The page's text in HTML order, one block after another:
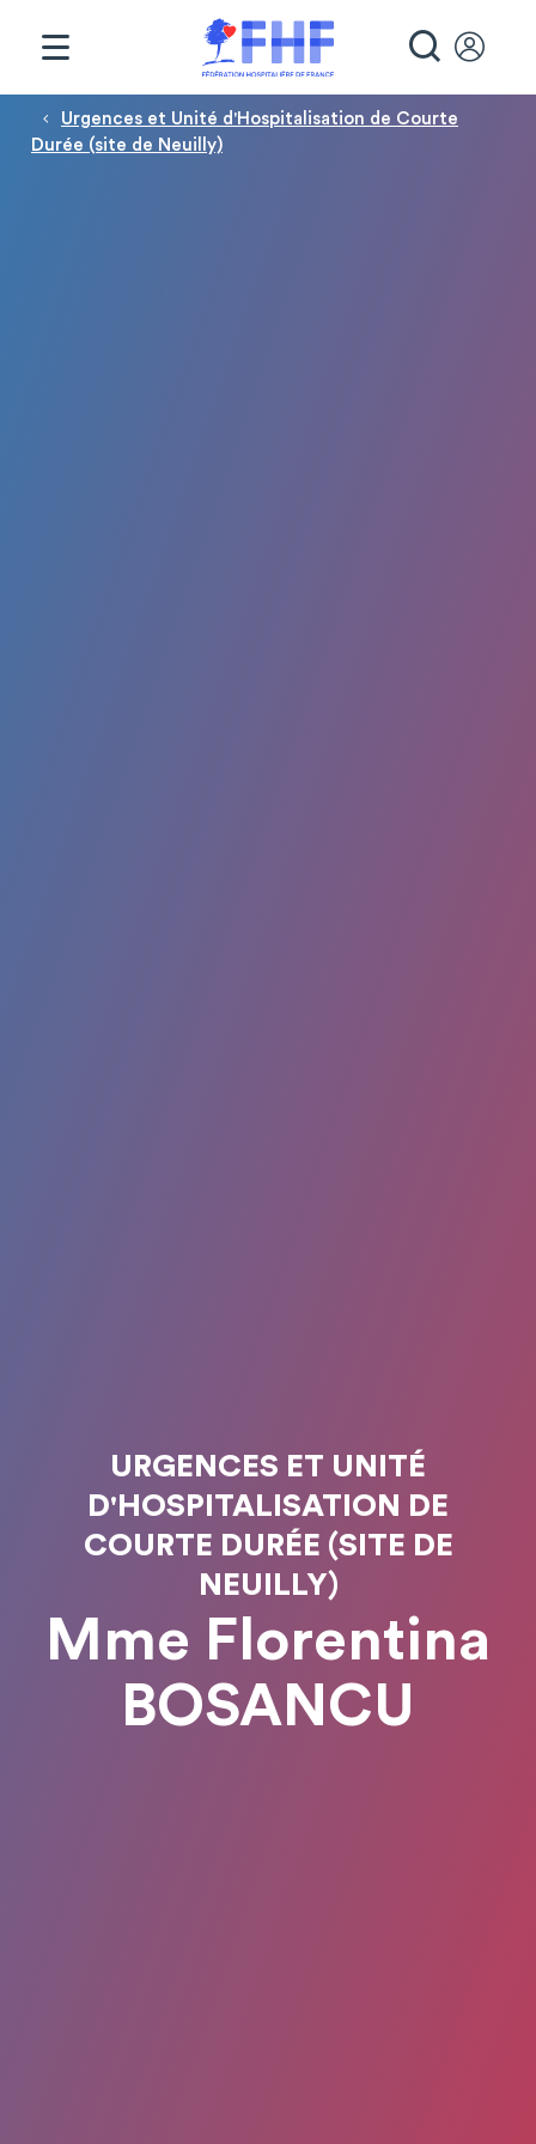
Fil d'Ariane
Urgences et Unité d'Hospitalisation de Courte
Durée (site de Neuilly)
URGENCES ET UNITÉ
D'HOSPITALISATION DE
COURTE DURÉE (SITE DE
NEUILLY)
Mme Florentina
BOSANCU
Panneau de gestion des cookies